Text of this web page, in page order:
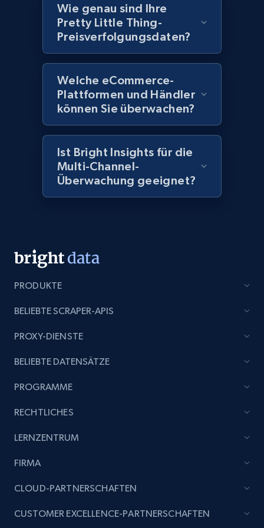
products by best sellers category URL
Title, Seller name, Brand, Description, Initial
price, Currency, Availability, Reviews count, and
2.1K+ Jetzt anfangen
Amazon products global dataset - Collect
Amazon products by seller URL
Title, Seller name, Brand, Description, Initial
price, Currency, Availability, Reviews count, and
products from Brands URLs
price, Currency, Availability, Reviews count, and
2.1K+
Etsy
URL, Product id, Listing inventory id, Title, Rating,
price, and more.
Wie genau sind Ihre
Pretty Little Thing-
Preisverfolgungsdaten?
Welche eCommerce-
Plattformen und Händler
können Sie überwachen?
Ist Bright Insights für die
Multi-Channel-
Überwachung geeignet?
PRODUKTE
BELIEBTE SCRAPER-APIS
PROXY-DIENSTE
BELIEBTE DATENSÄTZE
PROGRAMME
RECHTLICHES
LERNZENTRUM
FIRMA
CLOUD-PARTNERSCHAFTEN
CUSTOMER EXCELLENCE-PARTNERSCHAFTEN